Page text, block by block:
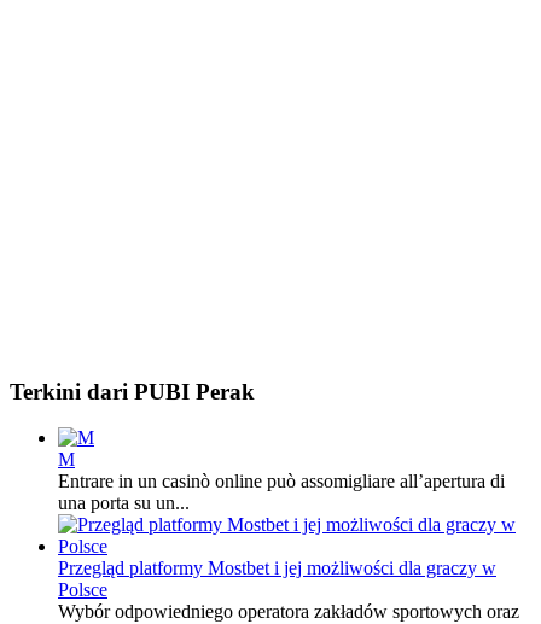
Terkini dari PUBI Perak
M
Entrare in un casinò online può assomigliare all’apertura di
una porta su un...
Przegląd platformy Mostbet i jej możliwości dla graczy w
Polsce
Wybór odpowiedniego operatora zakładów sportowych oraz